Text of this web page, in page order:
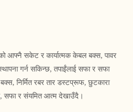
आफ्नै सकेट र कार्यात्मक केबल बक्स, पावर
गर्न सकिन्छ, तपाईंलाई सफा र सफा
निर्मित रबर तार डस्टप्रूफ, छुटकारा
सफा र संयमित आत्म देखाउँदै।